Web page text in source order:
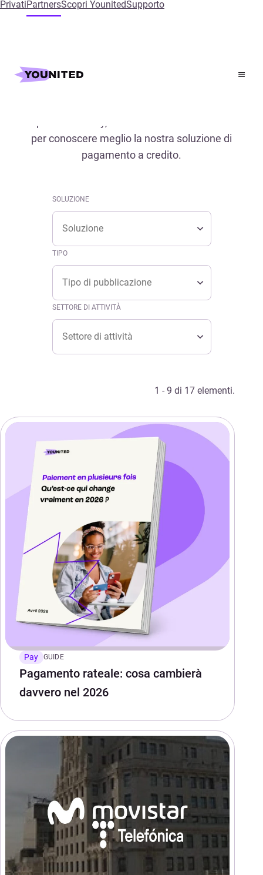
PrivatiPartnersScopri YounitedSupporto
Home
per conoscere meglio la nostra soluzione di
pagamento a credito.
SOLUZIONE
Soluzione
Soluzione
TIPO
Tipo
Tipo
SETTORE DI ATTIVITÀ
Settore di attività
Settore di attività
1 - 9 di 17 elementi.
Pay GUIDE
Pagamento rateale: cosa cambierà
davvero nel 2026